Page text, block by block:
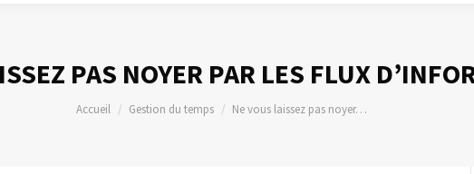
PAS NOYER PAR LES FLUX
Vous êtes ici :
Accueil Gestion du temps Ne vous laissez pas noyer…